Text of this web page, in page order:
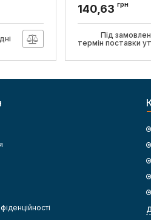
4-22W
1000
Артикул:001-016-
140,63 грн
Під
термін поставки